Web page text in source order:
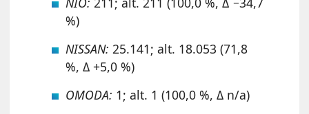
%)
NISSAN: 25.141; alt. 18.053 (71,8
%, Δ +5,0 %)
OMODA: 1; alt. 1 (100,0 %, Δ n/a)